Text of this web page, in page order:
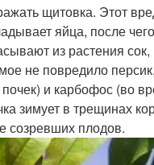
щитовка. Этот
яйца, после
из растения
не повредило
и карбофос (во
зимует в трещинах
созревших плодов.